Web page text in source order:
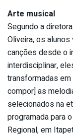
Arte musical
Segundo a
Oliveira, os
canções desde o
interdisciplinar,
transformadas em
compor] as
selecionados na
programada para
Regional, em